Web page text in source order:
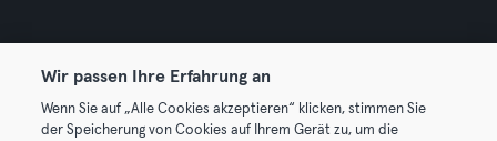
© 2026 Urban Sports Group GmbH. All rights reserved.
Wir passen Ihre Erfahrung an
Wenn Sie auf „Alle Cookies akzeptieren“ klicken, stimmen Sie
der Speicherung von Cookies auf Ihrem Gerät zu, um die